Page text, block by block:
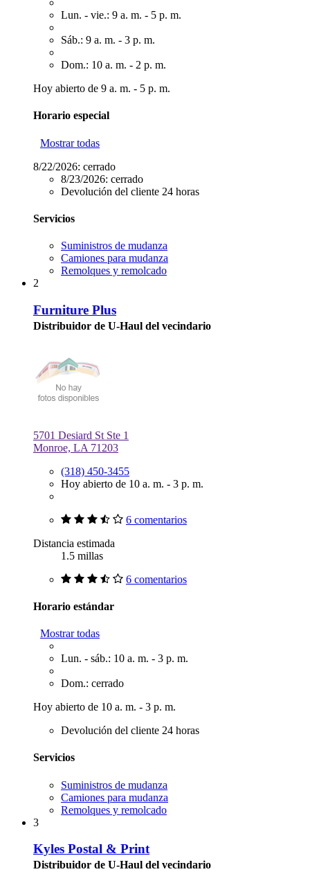
Lun. - vie.: 9 a. m. - 5 p. m.
Sáb.: 9 a. m. - 3 p. m.
Dom.: 10 a. m. - 2 p. m.
Hoy abierto de 9 a. m. - 5 p. m.
Horario especial
Mostrar todas
8/22/2026: cerrado
8/23/2026: cerrado
Devolución del cliente 24 horas
Servicios
Suministros de mudanza
Camiones para mudanza
Remolques y remolcado
2
Furniture Plus
Distribuidor de U-Haul del vecindario
5701 Desiard St Ste 1
Monroe, LA 71203
(318) 450-3455
Hoy abierto de 10 a. m. - 3 p. m.
6 comentarios
Distancia estimada
1.5 millas
6 comentarios
Horario estándar
Mostrar todas
Lun. - sáb.: 10 a. m. - 3 p. m.
Dom.: cerrado
Hoy abierto de 10 a. m. - 3 p. m.
Devolución del cliente 24 horas
Servicios
Suministros de mudanza
Camiones para mudanza
Remolques y remolcado
3
Kyles Postal & Print
Distribuidor de U-Haul del vecindario